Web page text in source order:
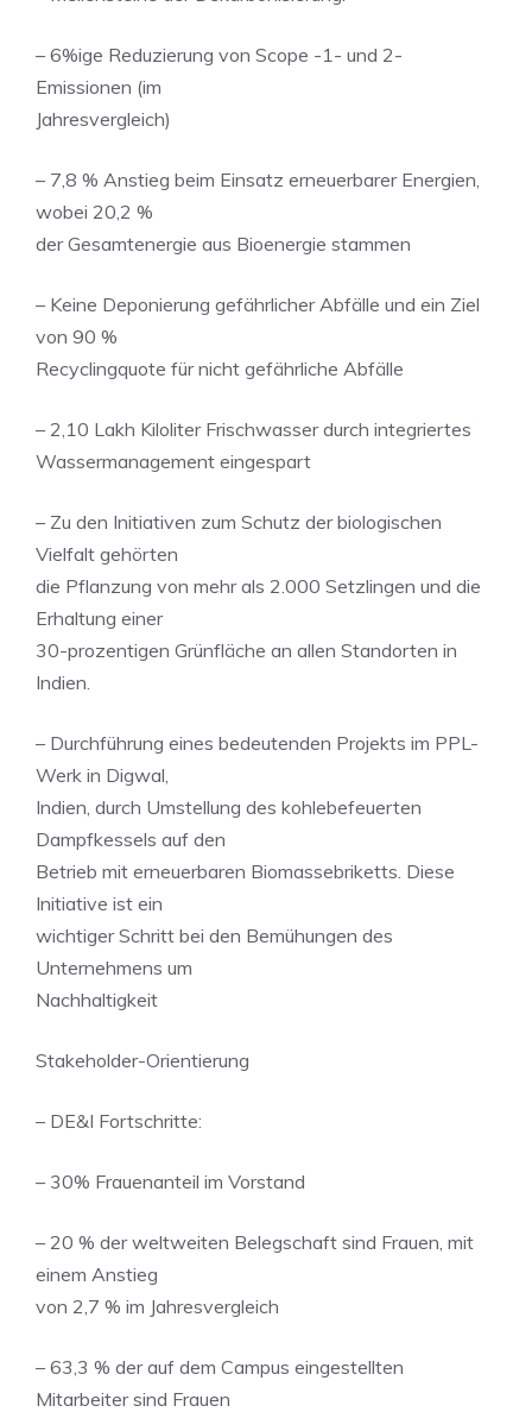
– 6%ige Reduzierung von Scope -1- und 2-
Emissionen (im
Jahresvergleich)
– 7,8 % Anstieg beim Einsatz erneuerbarer Energien,
wobei 20,2 %
der Gesamtenergie aus Bioenergie stammen
– Keine Deponierung gefährlicher Abfälle und ein Ziel
von 90 %
Recyclingquote für nicht gefährliche Abfälle
– 2,10 Lakh Kiloliter Frischwasser durch integriertes
Wassermanagement eingespart
– Zu den Initiativen zum Schutz der biologischen
Vielfalt gehörten
die Pflanzung von mehr als 2.000 Setzlingen und die
Erhaltung einer
30-prozentigen Grünfläche an allen Standorten in
Indien.
– Durchführung eines bedeutenden Projekts im PPL-
Werk in Digwal,
Indien, durch Umstellung des kohlebefeuerten
Dampfkessels auf den
Betrieb mit erneuerbaren Biomassebriketts. Diese
Initiative ist ein
wichtiger Schritt bei den Bemühungen des
Unternehmens um
Nachhaltigkeit
Stakeholder-Orientierung
– DE&I Fortschritte:
– 30% Frauenanteil im Vorstand
– 20 % der weltweiten Belegschaft sind Frauen, mit
einem Anstieg
von 2,7 % im Jahresvergleich
– 63,3 % der auf dem Campus eingestellten
Mitarbeiter sind Frauen